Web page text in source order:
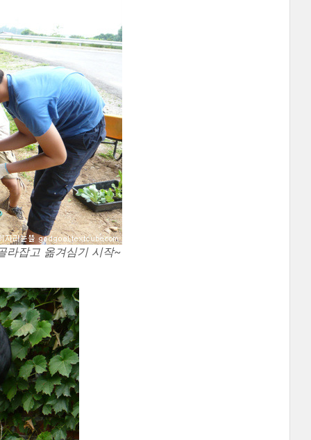
라잡고 옮겨심기 시작~